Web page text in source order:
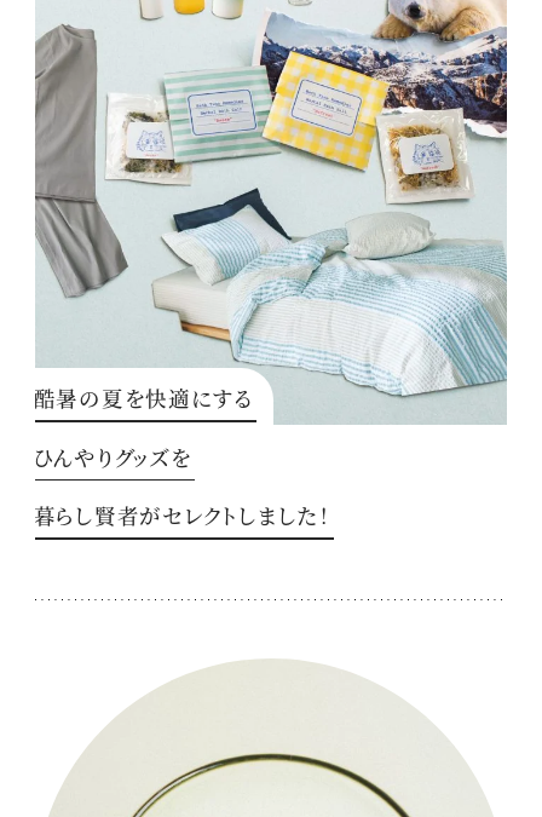
酷暑の夏を快適にする
ひんやりグッズを
暮らし賢者がセレクトしました！